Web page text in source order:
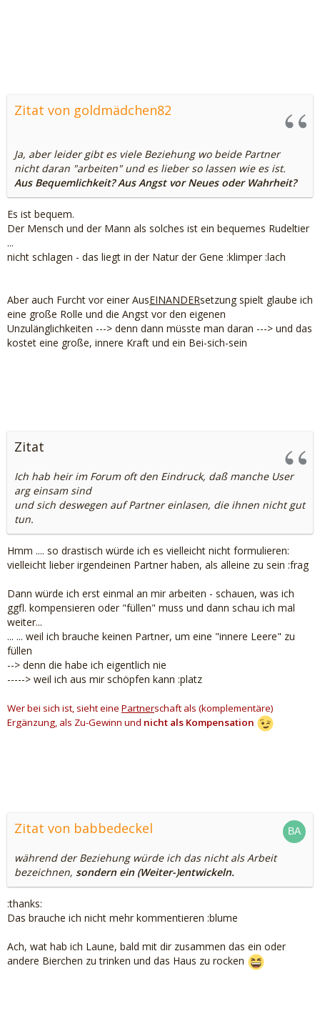
Zitat von goldmädchen82
Ja, aber leider gibt es viele Beziehung wo beide Partner
nicht daran "arbeiten" und es lieber so lassen wie es ist.
Aus Bequemlichkeit? Aus Angst vor Neues oder Wahrheit?
Es ist bequem.
Der Mensch und der Mann als solches ist ein bequemes Rudeltier
...
nicht schlagen - das liegt in der Natur der Gene :klimper :lach
Aber auch Furcht vor einer AusEINANDERsetzung spielt glaube ich
eine große Rolle und die Angst vor den eigenen
Unzulänglichkeiten ---> denn dann müsste man daran ---> und das
kostet eine große, innere Kraft und ein Bei-sich-sein
Zitat
Ich hab heir im Forum oft den Eindruck, daß manche User
arg einsam sind
und sich deswegen auf Partner einlasen, die ihnen nicht gut
tun.
Hmm .... so drastisch würde ich es vielleicht nicht formulieren:
vielleicht lieber irgendeinen Partner haben, als alleine zu sein :frag
Dann würde ich erst einmal an mir arbeiten - schauen, was ich
ggfl. kompensieren oder "füllen" muss und dann schau ich mal
weiter...
... ... weil ich brauche keinen Partner, um eine "innere Leere" zu
füllen
--> denn die habe ich eigentlich nie
-----> weil ich aus mir schöpfen kann :platz
Wer bei sich ist, sieht eine Partnerschaft als (komplementäre)
Ergänzung, als Zu-Gewinn und nicht als Kompensation
Zitat von babbedeckel
während der Beziehung würde ich das nicht als Arbeit
bezeichnen, sondern ein (Weiter-)entwickeln.
:thanks:
Das brauche ich nicht mehr kommentieren :blume
Ach, wat hab ich Laune, bald mit dir zusammen das ein oder
andere Bierchen zu trinken und das Haus zu rocken